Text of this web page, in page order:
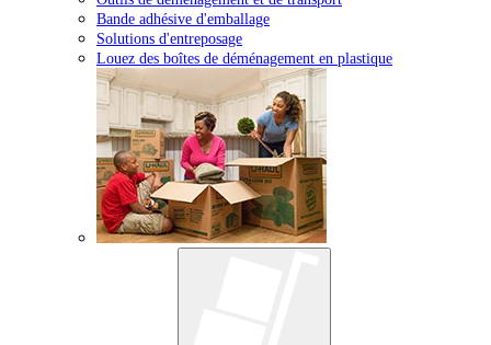
Bande adhésive d'emballage
Solutions d'entreposage
Louez des boîtes de déménagement en plastique